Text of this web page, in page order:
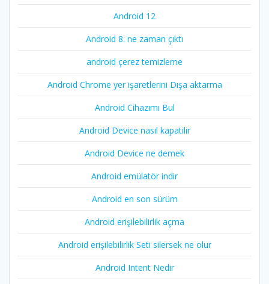
Android 12
Android 8. ne zaman çıktı
android çerez temizleme
Android Chrome yer işaretlerini Dışa aktarma
Android Cihazımı Bul
Android Device nasıl kapatilir
Android Device ne demek
Android emülatör indir
Android en son sürüm
Android erişilebilirlik açma
Android erişilebilirlik Seti silersek ne olur
Android Intent Nedir